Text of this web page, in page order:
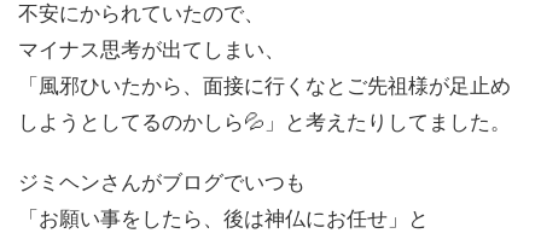
不安にかられていたので、
マイナス思考が出てしまい、
「風邪ひいたから、面接に行くなとご先祖様が足止め
しようとしてるのかしら💦」と考えたりしてました。
ジミヘンさんがブログでいつも
「お願い事をしたら、後は神仏にお任せ」と